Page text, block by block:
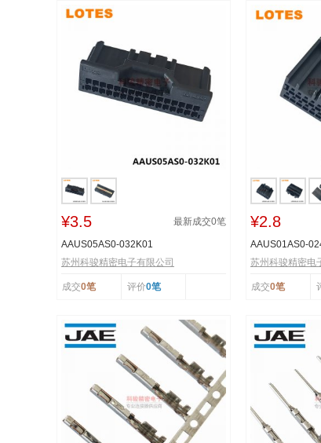
¥3.5 最新成交0笔
AAUS05AS0-032K01
苏州科骏精密电子有限公司
成交0笔 评价0笔
¥2.8
AAUS01AS0-
苏州科骏精密电
成交0笔